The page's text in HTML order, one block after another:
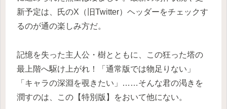
新予定は、氏のX（旧Twitter）ヘッダーをチェックす
るのが通の楽しみ方だ。
記憶を失った主人公・樹とともに、この狂った塔の
最上階へ駆け上がれ！「通常版では物足りない」
「キャラの深淵を覗きたい」……そんな君の渇きを
潤すのは、この【特別版】をおいて他にない。